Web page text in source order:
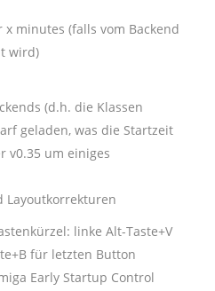
x minutes (falls vom Backend
wird)
(d.h. die Klassen
geladen, was die Startzeit
v0.35 um einiges
Layoutkorrekturen
linke Alt-Taste+V
für letzten Button
Early Startup Control